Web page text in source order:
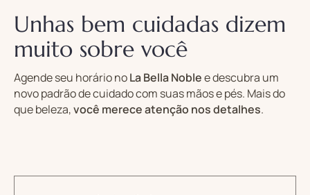
Unhas bem cuidadas dizem
muito sobre você
Agende seu horário noLa Bella Noblee descubra um
novo padrão de cuidado com suas mãos e pés. Mais do
que beleza,você merece atenção nos detalhes.